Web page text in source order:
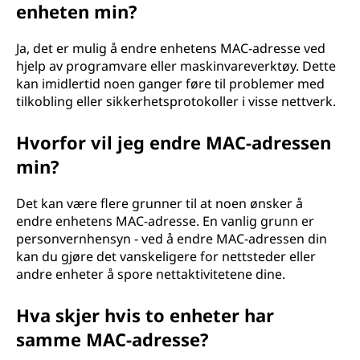
enheten min?
Ja, det er mulig å endre enhetens MAC-adresse ved
hjelp av programvare eller maskinvareverktøy. Dette
kan imidlertid noen ganger føre til problemer med
tilkobling eller sikkerhetsprotokoller i visse nettverk.
Hvorfor vil jeg endre MAC-adressen
min?
Det kan være flere grunner til at noen ønsker å
endre enhetens MAC-adresse. En vanlig grunn er
personvernhensyn - ved å endre MAC-adressen din
kan du gjøre det vanskeligere for nettsteder eller
andre enheter å spore nettaktivitetene dine.
Hva skjer hvis to enheter har
samme MAC-adresse?